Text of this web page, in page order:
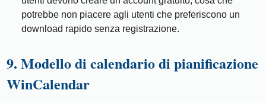
potrebbe non piacere agli utenti che preferiscono un
download rapido senza registrazione.
9. Modello di calendario di pianificazione
WinCalendar